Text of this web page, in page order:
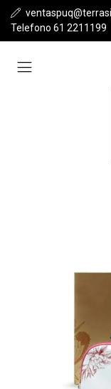
Telefono 61 2211199